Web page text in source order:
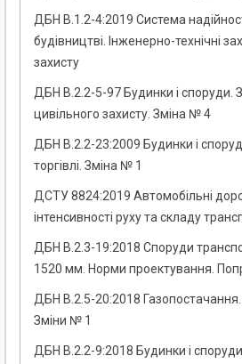
ДБН В.1.2-4:2019 Система
будівництві. Інженерно-технічні
захисту
ДБН В.2.2-5-97 Будинки і споруди.
цивільного захисту. Зміна № 4
ДБН В.2.2-23:2009 Будинки і
торгівлі. Зміна № 1
ДСТУ 8824:2019 Автомобільні
інтенсивності руху та складу
ДБН В.2.3-19:2018 Споруди
1520 мм. Норми проектування.
ДБН В.2.5-20:2018
Зміни № 1
ДБН В.2.2-9:2018 Будинки і